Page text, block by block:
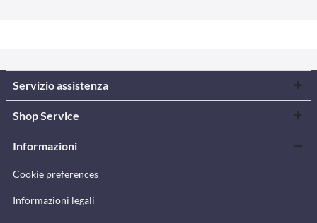
Servizio assistenza
Shop Service
Informazioni
Cookie preferences
Informazioni legali